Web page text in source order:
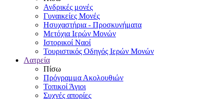
Ανδρικές μονές
Γυναικείες Μονές
Ησυχαστήρια - Προσκυνήματα
Μετόχια Ιερών Μονών
Ιστορικοί Ναοί
Τουριστικός Οδηγός Ιερών Μονών
Λατρεία
Πίσω
Πρόγραμμα Ακολουθιών
Τοπικοί Άγιοι
Συχνές απορίες